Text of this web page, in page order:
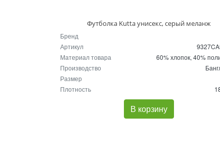
Футболка Kutta унисекс, серый меланж
Бренд
Артикул
Материал товара
60% хлопок, 40%
Производство
Размер
Плотность
В корзину